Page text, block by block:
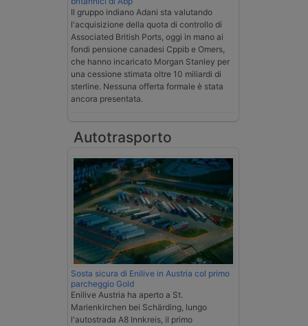
Il gruppo indiano Adani sta valutando
l'acquisizione della quota di controllo di
Associated British Ports, oggi in mano ai
fondi pensione canadesi Cppib e Omers,
che hanno incaricato Morgan Stanley per
una cessione stimata oltre 10 miliardi di
sterline. Nessuna offerta formale è stata
ancora presentata.
Autotrasporto
Sosta sicura di Enilive in Austria col primo
parcheggio Gold
Enilive Austria ha aperto a St.
Marienkirchen bei Schärding, lungo
l'autostrada A8 Innkreis, il primo